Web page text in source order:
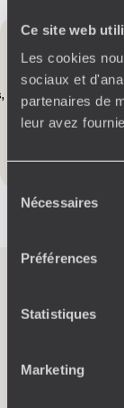
Ce site web
Les cookies
sociaux et
partenaires de
leur avez
Nécessaires
Préférences
Statistiques
Marketing
Fès, Rabat